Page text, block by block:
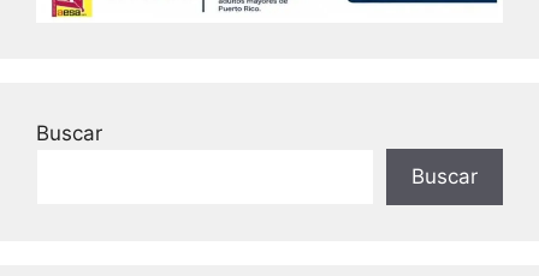
Buscar
Buscar